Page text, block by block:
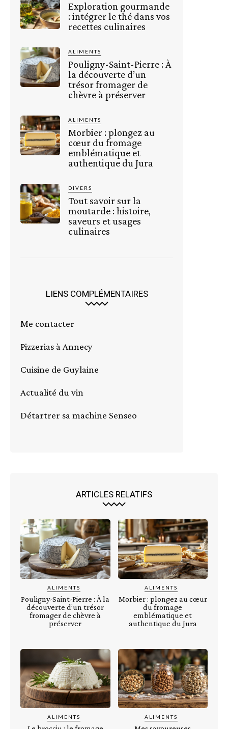
Exploration gourmande
: intégrer le thé dans vos
recettes culinaires
ALIMENTS
Pouligny-Saint-Pierre : À
la découverte d’un
trésor fromager de
chèvre à préserver
ALIMENTS
Morbier : plongez au
cœur du fromage
emblématique et
authentique du Jura
DIVERS
Tout savoir sur la
moutarde : histoire,
saveurs et usages
culinaires
LIENS COMPLÉMENTAIRES
Me contacter
Pizzerias à Annecy
Cuisine de Guylaine
Actualité du vin
Détartrer sa machine Senseo
ARTICLES RELATIFS
ALIMENTS
Pouligny-Saint-Pierre : À la
découverte d’un trésor
fromager de chèvre à
préserver
ALIMENTS
Morbier : plongez au cœur
du fromage
emblématique et
authentique du Jura
ALIMENTS ALIMENTS